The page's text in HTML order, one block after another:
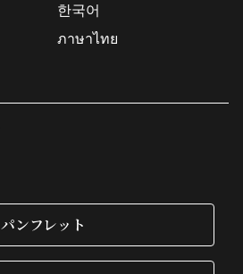
한국어
ภาษาไทย
パンフレット